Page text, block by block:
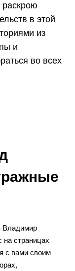
раскрою
в этой
из
и
во всех
Владимир
на страницах
с вами своим